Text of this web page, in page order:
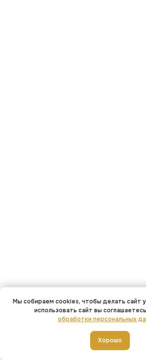
Мы собираем cookies, чтобы делать сайт
использовать сайт вы
обработки персональных
Хорошо